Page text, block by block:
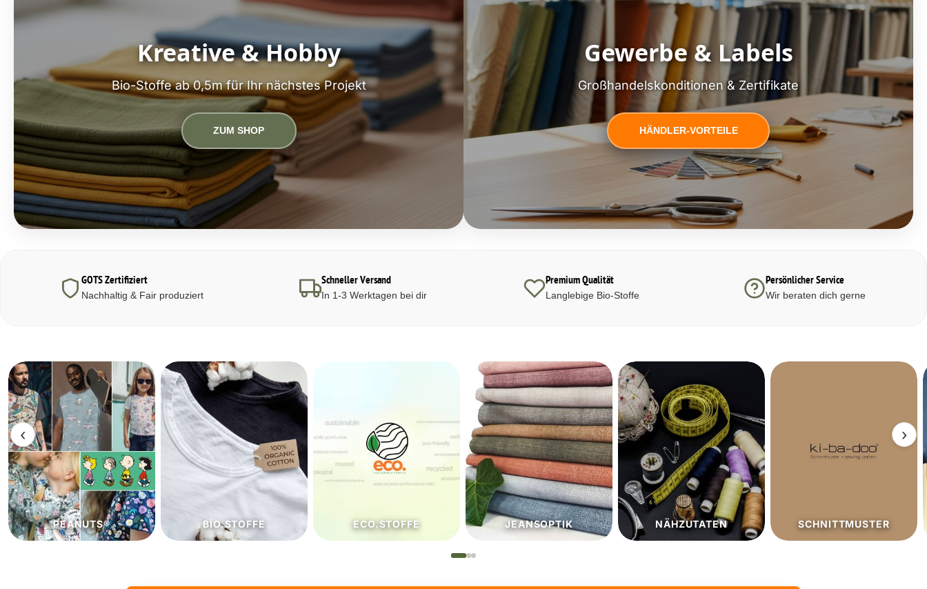
Kreative & Hobby
Bio-Stoffe ab 0,5m für Ihr nächstes Projekt
ZUM SHOP
Gewerbe & Labels
Großhandelskonditionen & Zertifikate
HÄNDLER-VORTEILE
GOTS Zertifiziert
Nachhaltig & Fair produziert
Schneller Versand
In 1-3 Werktagen bei dir
Premium Qualität
Langlebige Bio-Stoffe
Persönlicher Service
Wir beraten dich gerne
‹
BIO.STOFFE ECO.STOFFE JEANSOPTIK NÄHZUTATEN SCHNITTMUSTER SALE%
›